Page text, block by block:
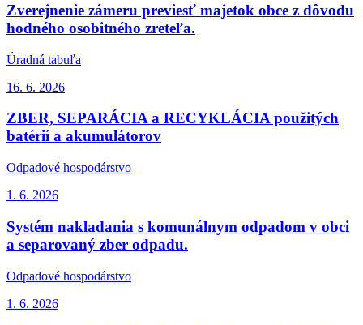
Zverejnenie zámeru previesť majetok obce z dôvodu
hodného osobitného zreteľa.
Úradná tabuľa
16. 6. 2026
ZBER, SEPARÁCIA a RECYKLÁCIA použitých
batérií a akumulátorov
Odpadové hospodárstvo
1. 6. 2026
Systém nakladania s komunálnym odpadom v obci
a separovaný zber odpadu.
Odpadové hospodárstvo
1. 6. 2026